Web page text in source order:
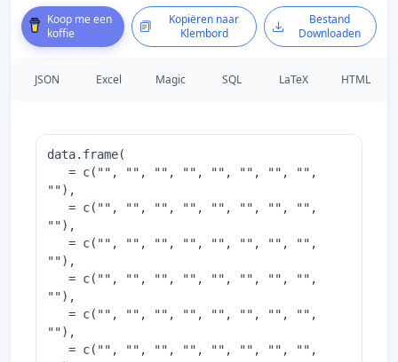
Koop me een
koffie
Kopiëren naar
Klembord
Bestand
Downloaden
JSON Excel Magic SQL LaTeX HTML